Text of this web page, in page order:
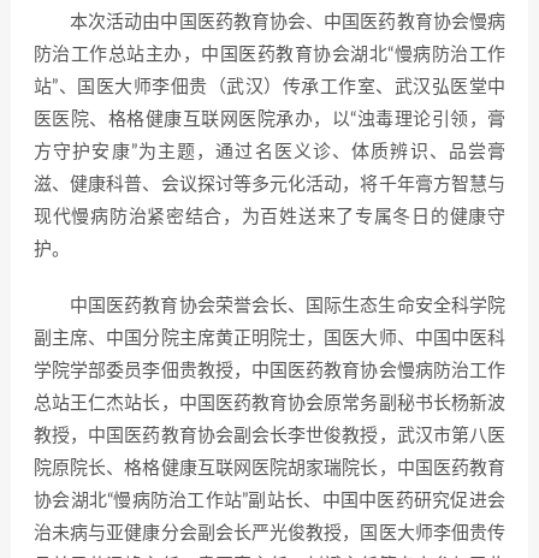
本次活动由中国医药教育协会、中国医药教育协会慢病
防治工作总站主办，中国医药教育协会湖北“慢病防治工作
站”、国医大师李佃贵（武汉）传承工作室、武汉弘医堂中
医医院、格格健康互联网医院承办，以“浊毒理论引领，膏
方守护安康”为主题，通过名医义诊、体质辨识、品尝膏
滋、健康科普、会议探讨等多元化活动，将千年膏方智慧与
现代慢病防治紧密结合，为百姓送来了专属冬日的健康守
护。
中国医药教育协会荣誉会长、国际生态生命安全科学院
副主席、中国分院主席黄正明院士，国医大师、中国中医科
学院学部委员李佃贵教授，中国医药教育协会慢病防治工作
总站王仁杰站长，中国医药教育协会原常务副秘书长杨新波
教授，中国医药教育协会副会长李世俊教授，武汉市第八医
院原院长、格格健康互联网医院胡家瑞院长，中国医药教育
协会湖北“慢病防治工作站”副站长、中国中医药研究促进会
治未病与亚健康分会副会长严光俊教授，国医大师李佃贵传